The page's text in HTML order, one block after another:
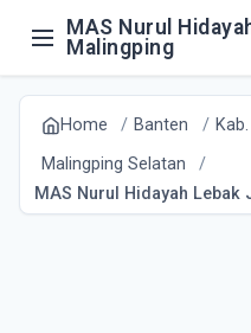
MAS Nurul
Malingping
Home Banten
Malingping Selatan
MAS Nurul Hidayah Lebak